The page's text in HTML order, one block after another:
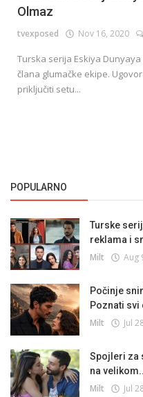
Olmaz
tvexposed Nov 16, 2020
Turska serija Eskiya
člana glumačke ekipe.
priključiti setu...
POPULARNO
Turske
reklama i
Milt Aug
Počinje
Poznati svi
Milt Jul
Spojleri za
na
Milt Jul